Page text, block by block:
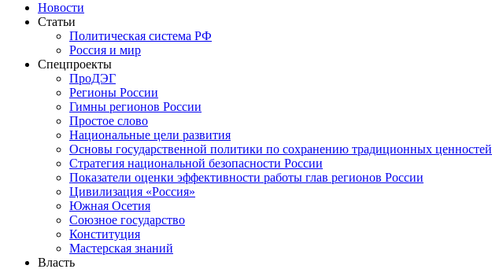
Новости
Статьи
Политическая система РФ
Россия и мир
Спецпроекты
ПроДЭГ
Регионы России
Гимны регионов России
Простое слово
Национальные цели развития
Основы государственной политики по сохранению традиционных ценностей
Стратегия национальной безопасности России
Показатели оценки эффективности работы глав регионов России
Цивилизация «Россия»
Южная Осетия
Союзное государство
Конституция
Мастерская знаний
Власть